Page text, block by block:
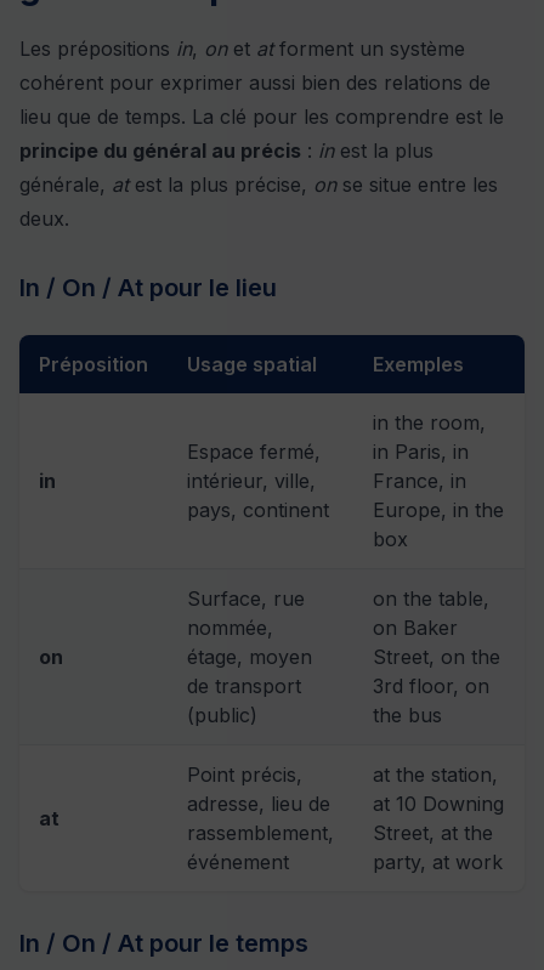
Les prépositions in, onet atforment un système
cohérent pour exprimer aussi bien des relations de
lieu que de temps. La clé pour les comprendre est le
principe du général au précis : inest la plus
générale, atest la plus précise, onse situe entre les
deux.
In / On / At pour le lieu
Préposition Usage spatial Exemples
in
Espace fermé,
intérieur, ville,
pays, continent
in the room,
in Paris, in
France, in
Europe, in the
box
on
Surface, rue
nommée,
étage, moyen
de transport
(public)
on the table,
on Baker
Street, on the
3rd floor, on
the bus
at
Point précis,
adresse, lieu de
rassemblement,
événement
at the station,
at 10 Downing
Street, at the
party, at work
In / On / At pour le temps